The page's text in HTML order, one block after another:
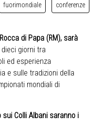
fuorimondiale conferenze
di Papa (RM), sarà
dieci giorni tra
ed esperienza
e sulle tradizioni della
mondiali di
Colli Albani saranno i